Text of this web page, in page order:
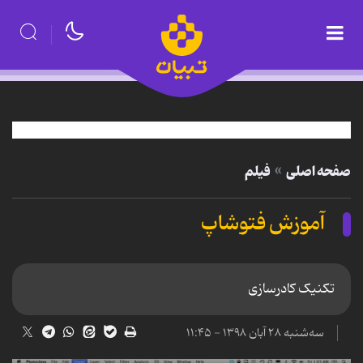
صفحه اصلی فیلم
آموزش فتوشاپ
تکنیک کادرسازی
سه‌شنبه ۲۸ آبان ۱۳۹۸ - ۱۱:۴۵